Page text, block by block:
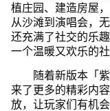
植庄园、建造房屋
从沙滩到演唱会，
还充满了社交的乐
一个温暖又欢乐的社
随着新版本「
来了更多的精彩内
放，让玩家们有机